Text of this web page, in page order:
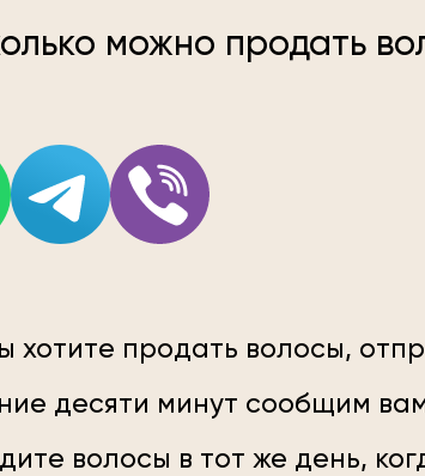
можно продать
хотите продать волосы,
десяти минут сообщим
волосы в тот же день,